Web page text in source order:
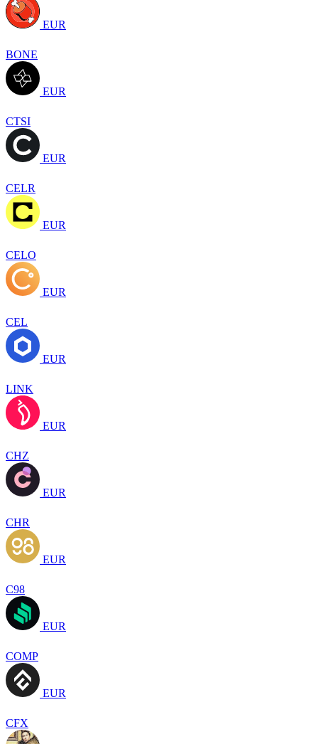
EUR
BONE
EUR
CTSI
EUR
CELR
EUR
CELO
EUR
CEL
EUR
LINK
EUR
CHZ
EUR
CHR
EUR
C98
EUR
COMP
EUR
CFX